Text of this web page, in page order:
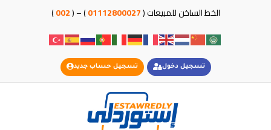
الخط الساخن للمبيعات (01112800027
) – (
002
)
تسجيل دخول تسجيل حساب جديد